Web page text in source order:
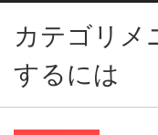
カテゴリメ
するには